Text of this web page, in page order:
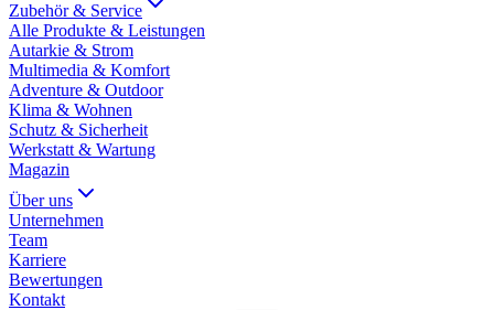
Zubehör & Service
Alle Produkte & Leistungen
Autarkie & Strom
Multimedia & Komfort
Adventure & Outdoor
Klima & Wohnen
Schutz & Sicherheit
Werkstatt & Wartung
Magazin
Über uns
Unternehmen
Team
Karriere
Bewertungen
Kontakt